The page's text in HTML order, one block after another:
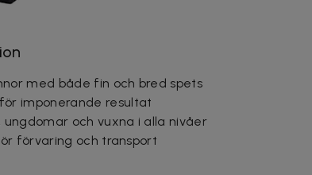
med både fin och bred spets
imponerande resultat
och vuxna i alla nivåer
förvaring och transport